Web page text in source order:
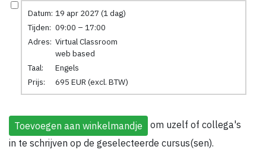
Datum: 19 apr 2027 (1 dag)
Tijden: 09:00 – 17:00
Adres: Virtual Classroom
web based
Taal:
Engels
Prijs:
695 EUR (excl. BTW)
om uzelf of collega's
in te schrijven op de geselecteerde cursus(sen).